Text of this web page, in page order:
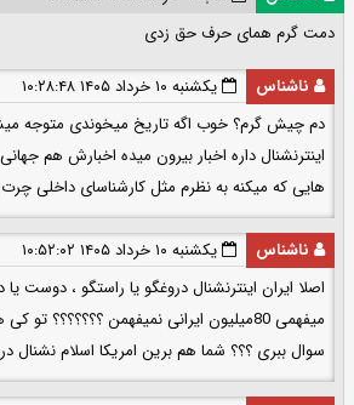
دمت گرم همای حرف حق زدی
ناشناس
یکشنبه ۱۰ خرداد ۱۴۰۵ ۱۰:۲۸:۴۸
دم چیش گرم؟ خوب اگه تاریخ میخوندی متوجه
اینترنشنال داره اخبار بیرون میده اخبارش هم
هایی که میکنه به نظرم مثل کارشناسای داخلی
ناشناس
یکشنبه ۱۰ خرداد ۱۴۰۵ ۱۰:۵۲:۰۲
اصلا ایران اینترنشنال دروغگو یا راستگو ، دوست
میفهمی 80میلیون ایرانی نمیفهمن
سوال ببری ؟؟؟ شما هم برین امریکا اسلام نشنال